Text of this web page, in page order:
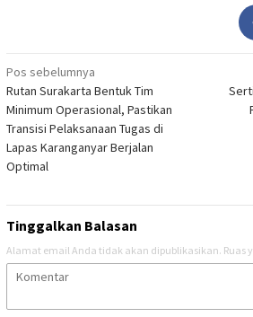
Navigasi
pos
Pos sebelumnya
Rutan Surakarta Bentuk Tim
Minimum Operasional, Pastikan
Transisi Pelaksanaan Tugas di
Lapas Karanganyar Berjalan
Optimal
Tinggalkan Balasan
Alamat email Anda tidak akan dipublikasikan. Ruas